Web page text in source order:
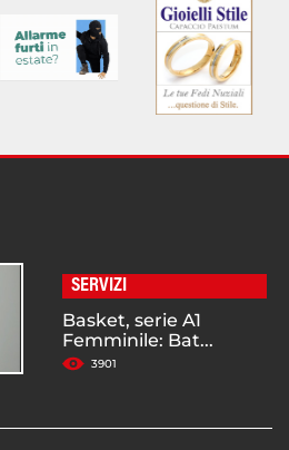
SERVIZI
Basket, serie A1
Femminile: Bat...
3901